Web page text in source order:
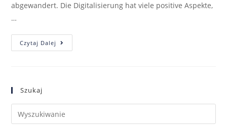
abgewandert. Die Digitalisierung hat viele positive Aspekte,
…
Czytaj Dalej
Szukaj